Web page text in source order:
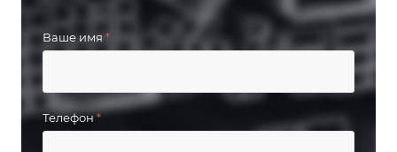
Ваше имя *
Телефон*